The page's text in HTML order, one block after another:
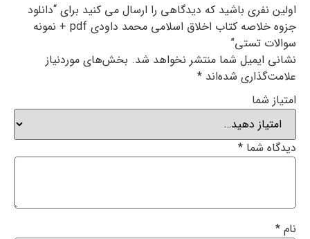
اولین نفری باشید که دیدگاهی را ارسال می کنید برای “دانلود
جزوه خلاصه کتاب اخلاق اسلامی محمد داودی pdf + نمونه
سوالات تستی”
نشانی ایمیل شما منتشر نخواهد شد. بخش‌های موردنیاز
علامت‌گذاری شده‌اند *
امتیاز شما
دیدگاه شما *
نام *